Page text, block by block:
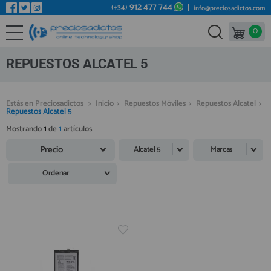
REPUESTOS MÓVILES
REPUESTOS TABLET
REPUESTOS VIDEOCONSOLAS
REPUESTOS OTROS DISPOSITIVOS
REPUESTOS PORTÁTILES
IC CHIP / FPC
MÓVILES REACONDICIONADOS
Bienvenid@ otra vez
YA SOY CLIENTE
Regístrate en un momento
¿ERES NUEVO?
(+34) 912 477 744 info@preciosadictos.com
0
REPUESTOS ALCATEL 5
Estás en Preciosadictos > Inicio > Repuestos Móviles > Repuestos Alcatel >
Repuestos Alcatel 5
Mostrando1de1artículos
Precio Alcatel 5
Marcas
Ordenar